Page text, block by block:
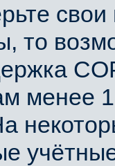
то
менее